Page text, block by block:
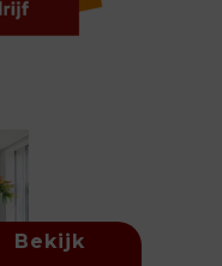
Bekijk